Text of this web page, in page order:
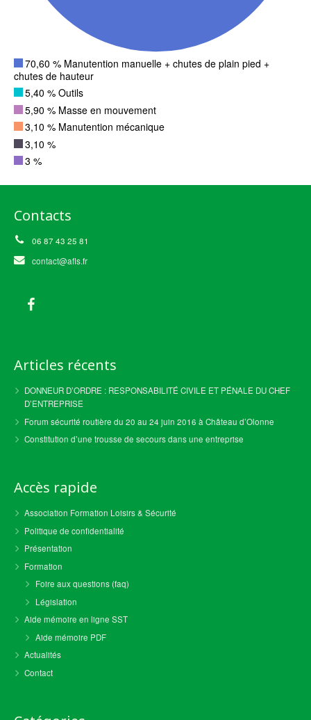
70,60 % Manutention manuelle + chutes de plain pied +
chutes de hauteur
5,40 % Outils
5,90 % Masse en mouvement
3,10 % Manutention mécanique
3,10 %
3 %
Contacts
06 87 43 25 81
contact@afls.fr
Articles récents
DONNEUR D’ORDRE : RESPONSABILITÉ CIVILE ET PÉNALE DU CHEF
D’ENTREPRISE
Forum sécurité routière du 20 au 24 juin 2016 à Château d’Olonne
Constitution d’une trousse de secours dans une entreprise
Accès rapide
Association Formation Loisirs & Sécurité
Politique de confidentialité
Présentation
Formation
Foire aux questions (faq)
Législation
Aide mémoire en ligne SST
Aide mémoire PDF
Actualités
Contact